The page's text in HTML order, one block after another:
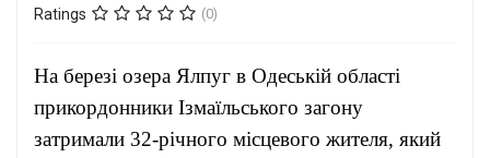
Ratings (0)
На березі озера Ялпуг в Одеській області
прикордонники Ізмаїльського загону
затримали 32-річного місцевого жителя, який